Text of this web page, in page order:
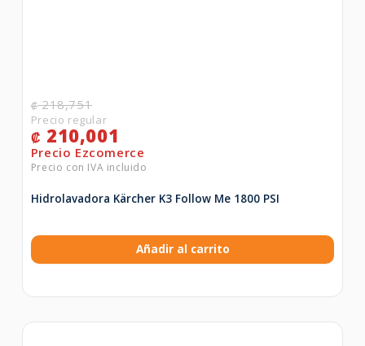
₡218,751
₡ 210,001
Hidrolavadora Kärcher K3 Follow Me 1800 PSI
Añadir al carrito